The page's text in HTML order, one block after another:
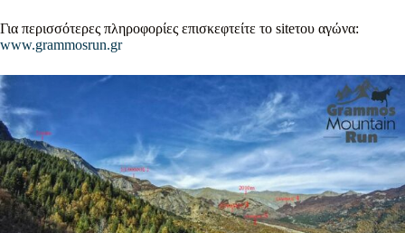
Για περισσότερες πληροφορίες επισκεφτείτε το siteτου αγώνα:
www.grammosrun.gr